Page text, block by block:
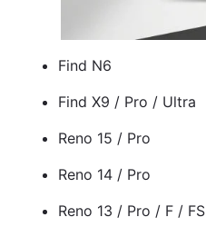
Find N6
Find X9 / Pro / Ultra
Reno 15 / Pro
Reno 14 / Pro
Reno 13 / Pro / F / FS